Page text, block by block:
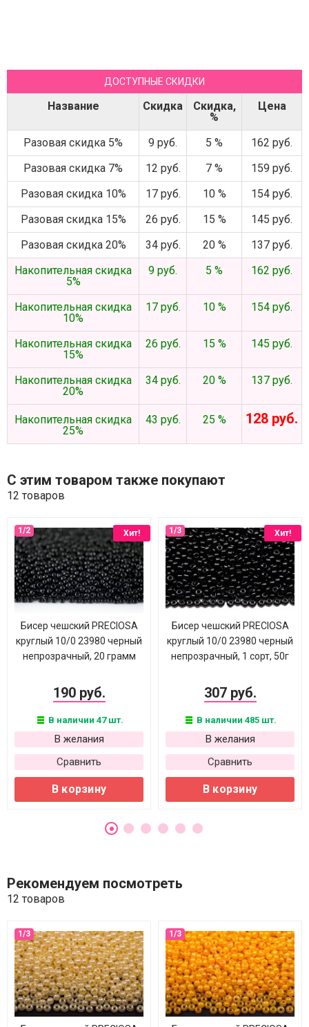
ДОСТУПНЫЕ СКИДКИ
Название Скидка
Скидка,
%
Цена
Разовая скидка 5% 9 руб. 5 %
162 руб.
Разовая скидка 7%
12 руб. 7 %
159 руб.
Разовая скидка 10%
17 руб. 10 %
154 руб.
Разовая скидка 15%
26 руб. 15 %
145 руб.
Разовая скидка 20%
34 руб. 20 %
137 руб.
Накопительная скидка
5%
9 руб. 5 % 162 руб.
Накопительная скидка
10%
17 руб. 10 % 154 руб.
Накопительная скидка
15%
26 руб. 15 % 145 руб.
Накопительная скидка
20%
34 руб. 20 % 137 руб.
Накопительная скидка
25%
43 руб. 25 % 128 руб.
С этим товаром также покупают
12 товаров
Хит!
Бисер чешский PRECIOSA
круглый 10/0 23980 черный
непрозрачный, 20 грамм
190 руб.
В наличии 47 шт.
В желания
Сравнить
В корзину
Хит!
Бисер чешский PRECIOSA
круглый 10/0 23980 черный
непрозрачный, 1 сорт, 50г
307 руб.
В наличии 485 шт.
В желания
Сравнить
В корзину
Рекомендуем посмотреть
12 товаров